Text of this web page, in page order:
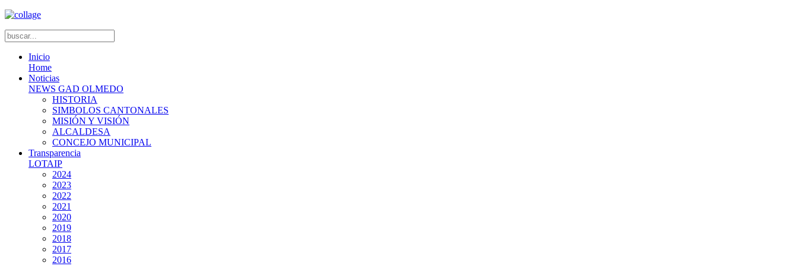
Inicio
Home
Noticias
NEWS GAD OLMEDO
HISTORIA
SIMBOLOS CANTONALES
MISIÓN Y VISIÓN
ALCALDESA
CONCEJO MUNICIPAL
Transparencia
LOTAIP
2024
2023
2022
2021
2020
2019
2018
2017
2016